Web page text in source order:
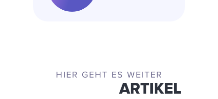
HIER GEHT ES WEITER
ARTIKEL